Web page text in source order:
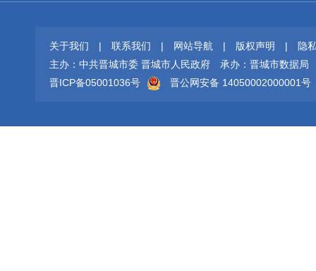
关于我们 | 联系我们 | 网站导航 | 版权声明 |
隐
主办：中共晋城市委 晋城市人民政府
承办：晋城市数据局
晋ICP备05001036号
晋公网安备 14050002000001号